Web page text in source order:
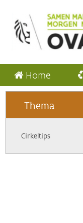
Home
Thema
Cirkeltips